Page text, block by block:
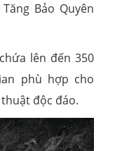
Bảo Quyên
lên đến 350
phù hợp cho
độc đáo.